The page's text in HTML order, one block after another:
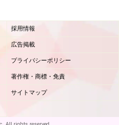
採用情報
広告掲載
プライバシーポリシー
著作権・商標・免責
サイトマップ